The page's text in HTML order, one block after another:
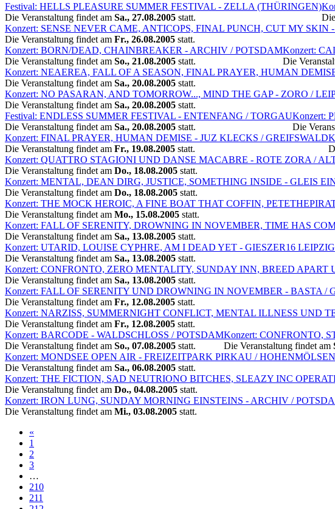
Festival: HELLS PLEASURE SUMMER FESTIVAL - ZELLA (THÜRINGEN)
Die Veranstaltung findet am Sa., 27.08.2005 statt.
Konzert: SENSE NEVER CAME, ANTICOPS, FINAL PUNCH, CUT MY SKIN
Die Veranstaltung findet am Fr., 26.08.2005 statt.
Konzert: BORN/DEAD, CHAINBREAKER - ARCHIV / POTSDAM
Die Veranstaltung findet am So., 21.08.2005 statt.
Konzert:
Die
Konzert: NEAEREA, FALL OF A SEASON, FINAL PRAYER, HUMAN
Die Veranstaltung findet am Sa., 20.08.2005 statt.
Konzert: NO PASARAN, AND TOMORROW..., MIND THE GAP - ZORO /
Die Veranstaltung findet am Sa., 20.08.2005 statt.
Festival: ENDLESS SUMMER FESTIVAL - ENTENFANG / TORGAU
Die Veranstaltung findet am Sa., 20.08.2005 statt.
Konzert:
Die
Konzert: FINAL PRAYER, HUMAN DEMISE - JUZ KLECKS / GREIFSWALD
Die Veranstaltung findet am Fr., 19.08.2005 statt.
Konzert: QUATTRO STAGIONI UND DANSE MACABRE - ROTE ZORA /
Die Veranstaltung findet am Do., 18.08.2005 statt.
Konzert: MENTAL, DEAN DIRG, JUSTICE, SOMETHING INSIDE - GLEIS
Die Veranstaltung findet am Do., 18.08.2005 statt.
Konzert: THE MOCK HEROIC, A FINE BOAT THAT COFFIN,
Die Veranstaltung findet am Mo., 15.08.2005 statt.
Konzert: FALL OF SERENITY, DROWNING IN NOVEMBER, TIME HAS
Die Veranstaltung findet am Sa., 13.08.2005 statt.
Konzert: UTARID, LOUISE CYPHRE, AM I DEAD YET - GIESZER16 LEIPZIG
Die Veranstaltung findet am Sa., 13.08.2005 statt.
Konzert: CONFRONTO, ZERO MENTALITY, SUNDAY INN, BREED
Die Veranstaltung findet am Sa., 13.08.2005 statt.
Konzert: FALL OF SERENITY UND DROWNING IN NOVEMBER - BASTA /
Die Veranstaltung findet am Fr., 12.08.2005 statt.
Konzert: NARZISS, SUMMERNIGHT CONFLICT, MENTAL ILLNESS UND
Die Veranstaltung findet am Fr., 12.08.2005 statt.
Konzert: BARCODE - WALDSCHLOSS / POTSDAM
Die Veranstaltung findet am So., 07.08.2005 statt.
Konzert: CONFRONTO,
Die Veranstaltung findet am
Konzert: MONDSEE OPEN AIR - FREIZEITPARK PIRKAU / HOHENMÖLSEN
Die Veranstaltung findet am Sa., 06.08.2005 statt.
Konzert: THE FICTION, SAD NEUTRIONO BITCHES, SLEAZY INC
Die Veranstaltung findet am Do., 04.08.2005 statt.
Konzert: IRON LUNG, SUNDAY MORNING EINSTEINS - ARCHIV /
Die Veranstaltung findet am Mi., 03.08.2005 statt.
«
1
2
3
…
210
211